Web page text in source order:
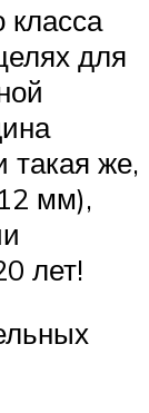
класса
для
такая же,
мм),
лет!